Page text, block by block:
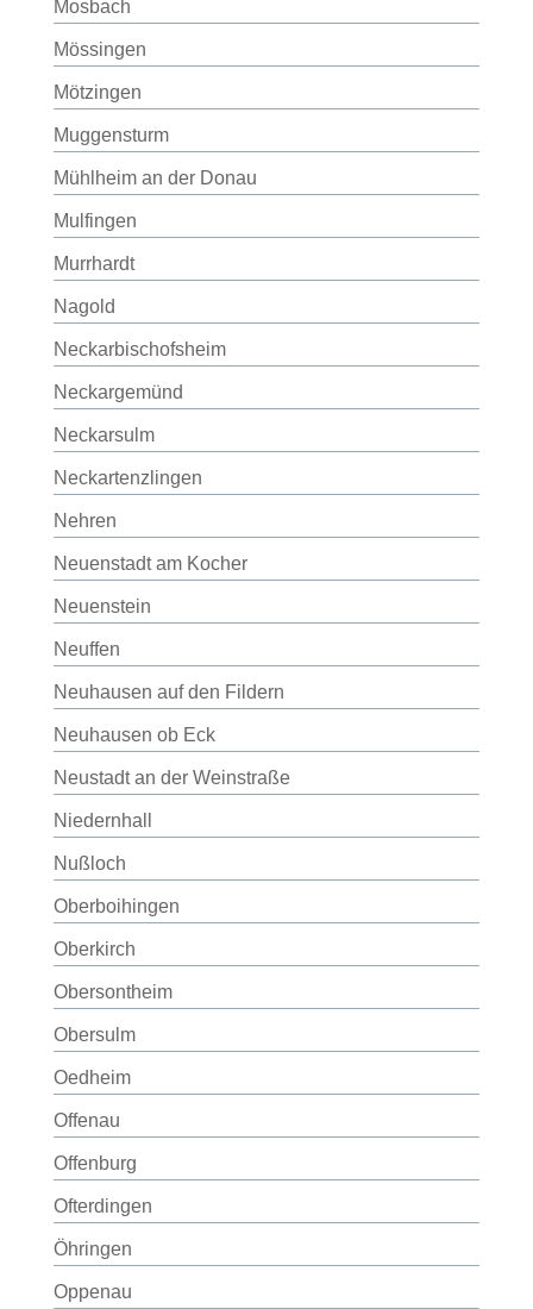
Mosbach
Mössingen
Mötzingen
Muggensturm
Mühlheim an der Donau
Mulfingen
Murrhardt
Nagold
Neckarbischofsheim
Neckargemünd
Neckarsulm
Neckartenzlingen
Nehren
Neuenstadt am Kocher
Neuenstein
Neuffen
Neuhausen auf den Fildern
Neuhausen ob Eck
Neustadt an der Weinstraße
Niedernhall
Nußloch
Oberboihingen
Oberkirch
Obersontheim
Obersulm
Oedheim
Offenau
Offenburg
Ofterdingen
Öhringen
Oppenau